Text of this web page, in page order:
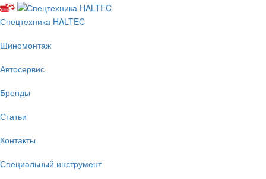
Спецтехника HALTEC
Шиномонтаж
Автосервис
Бренды
Статьи
Контакты
Специальный инструмент